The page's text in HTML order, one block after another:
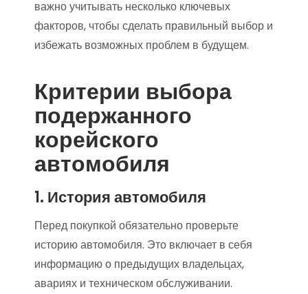
важно учитывать несколько ключевых
факторов, чтобы сделать правильный выбор и
избежать возможных проблем в будущем.
Критерии выбора
подержанного
корейского
автомобиля
1. История автомобиля
Перед покупкой обязательно проверьте
историю автомобиля. Это включает в себя
информацию о предыдущих владельцах,
авариях и техническом обслуживании.